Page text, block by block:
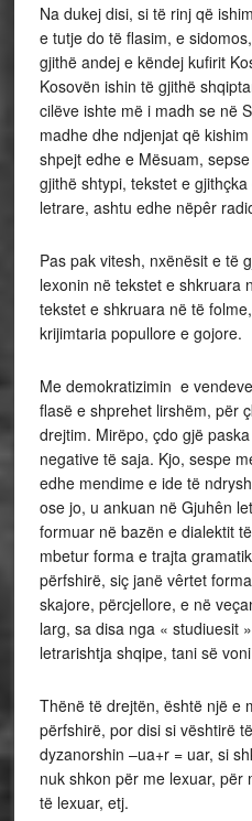
Na dukej disi, si të rinj që
e tutje do të flasim, e
gjithë andej e këndej kufirit
Kosovën ishin të gjithë
cilëve ishte më i madh se në
madhe dhe ndjenjat që
shpejt edhe e Mësuam,
gjithë shtypi, tekstet e
letrare, ashtu edhe nëpêr
Pas pak vitesh, nxënësit e të
lexonin në tekstet e shkruara
tekstet e shkruara në të
krijimtaria popullore e gojore.
Me demokratizimin e
flasë e shprehet lirshëm, për
drejtim. Mirëpo, çdo gjë
negative të saja. Kjo, sespe
edhe mendime e ide të
ose jo, u ankuan në Gjuhên
formuar në bazën e dialektit
mbetur forma e trajta
përfshirë, siç janë vêrtet
skajore, përcjellore, e në
larg, sa disa nga « studiuesit
letrarishtja shqipe, tani së
Thënë të drejtën, është një e
përfshirë, por disi si vështirë
dyzanorshin –ua+r = uar, si
nuk shkon për me lexuar,
të lexuar, etj.